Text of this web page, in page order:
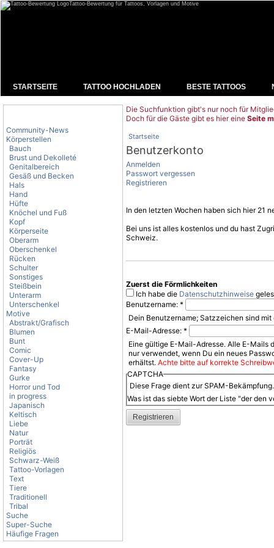
Tattoo-Bewertung für Tattoos, Vorlagen und Motive
STARTSEITE TATTOO HOCHLADEN BESTE TATTOOS
Community-News
Körperstellen
Bauch
Brust und Dekolleté
Genitalbereich
Gesäß und Becken
Hals
Hand
Hüfte
Knöchel und Fuß
Kopf
Körperseite
Oberarm
Oberschenkel
Rücken
Schulter
Sonstiges
Steißbein
Unterarm
Unterschenkel
Motive
Abstrakt/Grafisch
Blumen
Bunt
Comic
Cover-Up
Fantasy
Gurke
Horror und Tod
in progress
Japanisch
Keltisch
Liebe
Natur
Porträt
Religiös
Schwarz-Weiß
Tattoo-Vorlagen
Text
Tiere
Traditionell
Tribal
Suche
Super-Suche
Häufige Fragen
Die Suchfunktion gibt's nur noch für
Doch für die Gäste gibt es hier eine Seite
Startseite
Benutzerkonto
Anmelden
Passwort vergessen
Registrieren
In den letzten Wochen haben sich hier 21
Bei uns ist alles kostenlos und du hast
Schweiz.
Zuerst die Förmlichkeiten
Ich habe die Datenschutzhinweise
Benutzername: *
Dein Benutzername; Satzzeichen sind
E-Mail-Adresse: *
Eine gültige E-Mail-Adresse. Alle E-Mails
nur verwendet, wenn Du ein neues
erhältst. Achte bitte auf korrekte
CAPTCHA
Diese Frage dient zur SPAM-
Was ist das siebte Wort der Liste "der den